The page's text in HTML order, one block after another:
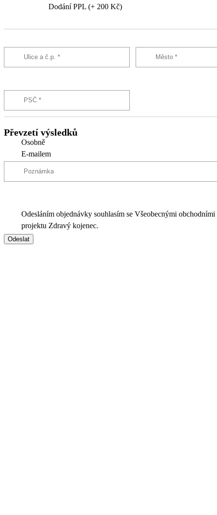
Dodání PPL (+ 200 Kč)
Převzetí výsledků
Osobně
E-mailem
Odesláním objednávky souhlasím se Všeobecnými
projektu Zdravý kojenec.